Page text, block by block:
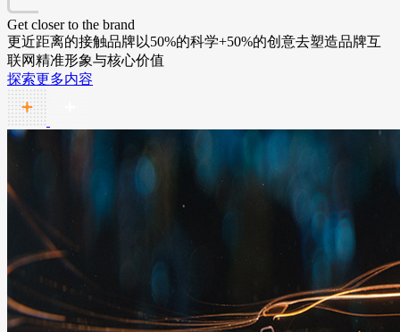
Get closer to the brand
更近距离的接触品牌以50%的科学+50%的创意去塑造品牌互
联网精准形象与核心价值
探索更多内容